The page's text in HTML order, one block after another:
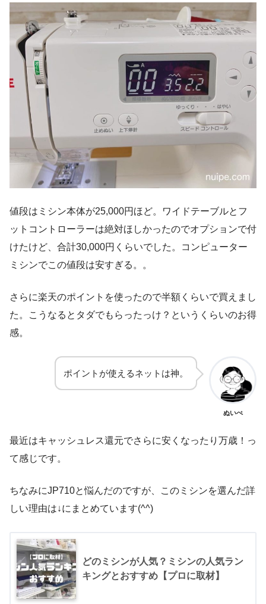
値段はミシン本体が25,000円ほど。ワイドテーブルとフ
ットコントローラーは絶対ほしかったのでオプションで付
けたけど、合計30,000円くらいでした。コンピューター
ミシンでこの値段は安すぎる。。
さらに楽天のポイントを使ったので半額くらいで買えまし
た。こうなるとタダでもらったっけ？というくらいのお得
感。
ポイントが使えるネットは神。
ぬいぺ
最近はキャッシュレス還元でさらに安くなったり万歳！っ
て感じです。
ちなみにJP710と悩んだのですが、このミシンを選んだ詳
しい理由は↓にまとめています(^^)
どのミシンが人気？ミシンの人気ラン
キングとおすすめ【プロに取材】